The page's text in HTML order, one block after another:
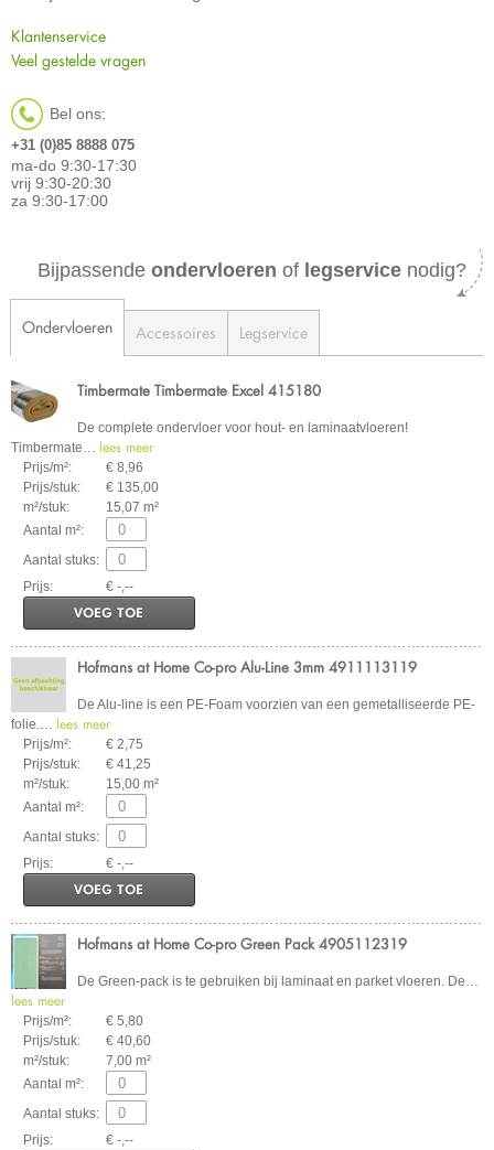
Klantenservice
Veel gestelde vragen
Bel ons:
+31 (0)85 8888 075
ma-do 9:30-17:30
vrij 9:30-20:30
za 9:30-17:00
Bijpassende ondervloeren of legservice nodig?
Ondervloeren Accessoires Legservice
Timbermate Timbermate Excel 415180
De complete ondervloer voor hout- en laminaatvloeren!
Timbermate… lees meer
Prijs/m²:
€ 8,96
Prijs/stuk:
€ 135,00
m²/stuk:
15,07 m²
Aantal m²:
Aantal stuks:
Prijs:
€ -,--
VOEG TOE
Hofmans at Home Co-pro Alu-Line 3mm 4911113119
De Alu-line is een PE-Foam voorzien van een gemetalliseerde PE-
folie.… lees meer
Prijs/m²:
€ 2,75
Prijs/stuk:
€ 41,25
m²/stuk:
15,00 m²
Aantal m²:
Aantal stuks:
Prijs:
€ -,--
VOEG TOE
Hofmans at Home Co-pro Green Pack 4905112319
De Green-pack is te gebruiken bij laminaat en parket vloeren. De…
lees meer
Prijs/m²:
€ 5,80
Prijs/stuk:
€ 40,60
m²/stuk:
7,00 m²
Aantal m²:
Aantal stuks:
Prijs:
€ -,--